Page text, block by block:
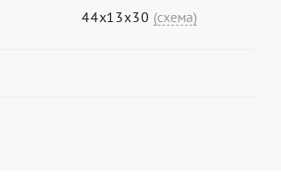
44х13х30 (схема)